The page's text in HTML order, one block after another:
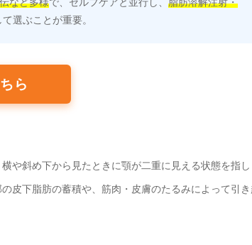
選ぶことが重要。
ら
や斜め下から見たときに顎が二重に見える状態を指
皮下脂肪の蓄積や、筋肉・皮膚のたるみによって引